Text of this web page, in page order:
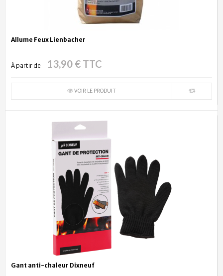
Allume Feux Lienbacher
À partir de 13,90 € TTC
VOIR LE PRODUIT
Gant anti-chaleur Dixneuf